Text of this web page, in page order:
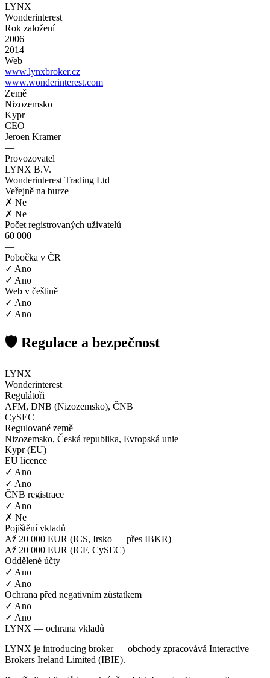
LYNX
Wonderinterest
Rok založení
2006
2014
Web
www.lynxbroker.cz
www.wonderinterest.com
Země
Nizozemsko
Kypr
CEO
Jeroen Kramer
—
Provozovatel
LYNX B.V.
Wonderinterest Trading Ltd
Veřejně na burze
✗ Ne
✗ Ne
Počet registrovaných uživatelů
60 000
—
Pobočka v ČR
✓ Ano
✓ Ano
Web v češtině
✓ Ano
✓ Ano
🛡️ Regulace a bezpečnost
LYNX
Wonderinterest
Regulátoři
AFM, DNB (Nizozemsko), ČNB
CySEC
Regulované země
Nizozemsko, Česká republika, Evropská unie
Kypr (EU)
EU licence
✓ Ano
✓ Ano
ČNB registrace
✓ Ano
✗ Ne
Pojištění vkladů
Až 20 000 EUR (ICS, Irsko — přes IBKR)
Až 20 000 EUR (ICF, CySEC)
Oddělené účty
✓ Ano
✓ Ano
Ochrana před negativním zůstatkem
✓ Ano
✓ Ano
LYNX — ochrana vkladů
LYNX je introducing broker — obchody zpracovává Interactive
Brokers Ireland Limited (IBIE).